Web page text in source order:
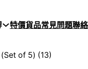
特價貨品常見問題聯
of 5) (13)